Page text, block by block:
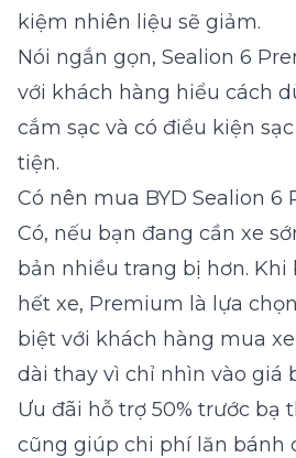
kiệm nhiên liệu sẽ giảm.
Nói ngắn gọn, Sealion 6
với khách hàng hiểu cách
cắm sạc và có điều kiện
tiện.
Có nên mua BYD Sealion
Có, nếu bạn đang cần xe
bản nhiều trang bị hơn. Khi
hết xe, Premium là lựa
biệt với khách hàng mua
dài thay vì chỉ nhìn vào giá
Ưu đãi hỗ trợ 50% trước bạ
cũng giúp chi phí lăn bánh